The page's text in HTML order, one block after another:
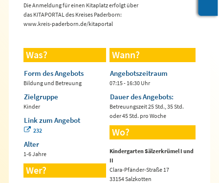
Die Anmeldung für einen Kitaplatz erfolgt über
das KITAPORTAL des Kreises Paderborn:
www.kreis-paderborn.de/kitaportal
Was?
Form des Angebots
Bildung und Betreuung
Zielgruppe
Kinder
Link zum Angebot
232
Alter
1-6 Jahre
Wer?
Wann?
Angebotszeitraum
07:15 - 16:30 Uhr
Dauer des Angebots:
Betreuungszeit 25 Std., 35 Std.
oder 45 Std. pro Woche
Wo?
Kindergarten Sälzerkrümel I und
II
Clara-Pfänder-Straße 17
33154 Salzkotten